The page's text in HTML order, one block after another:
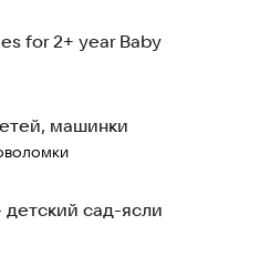
for 2+ year Baby
машинки
сад-ясли